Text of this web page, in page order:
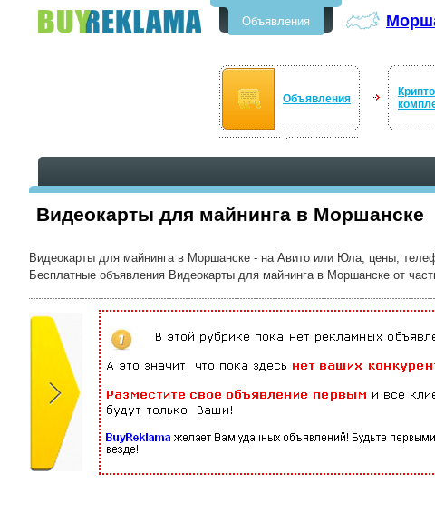
Объявления
Объявления
Видеокарты для майнинга в Моршанске
Видеокарты для майнинга в Моршанске - на Авито или Юла, цены,
Бесплатные объявления Видеокарты для майнинга в Моршанске от